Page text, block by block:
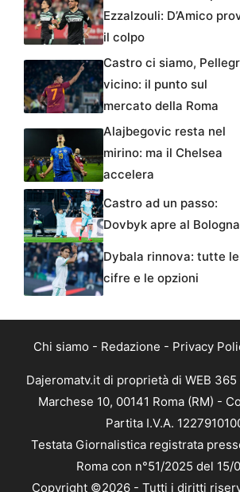
Ezzalzouli: D’Amico
il colpo
Castro ci siamo,
vicino: il punto sul
mercato della Roma
Alajbegovic resta nel
mirino: ma il Chelsea
accelera
Castro ad un passo:
Dovbyk apre al Bologna
Dybala rinnova: tutte le
cifre e le opzioni
Chi siamo - Redazione - Privacy
Dajeromatv.it di proprietà di WEB 365
Marchese 10, 00141 Roma (RM) -
Partita I.V.A.
Testata Giornalistica registrata
Roma con n°51/2025 del 15/
Copyright ©2026 - Tutti i diritti